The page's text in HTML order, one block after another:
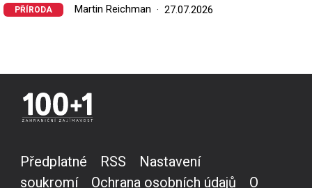
PŘÍRODA Martin Reichman 27.07.2026
Předplatné RSS
Nastavení
soukromí
Ochrana osobních údajů O